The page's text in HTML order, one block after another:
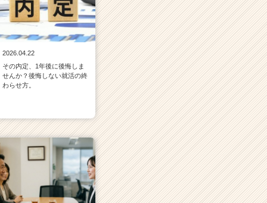
2026.04.22
その内定、1年後に後悔しま
せんか？後悔しない就活の終
わらせ方。